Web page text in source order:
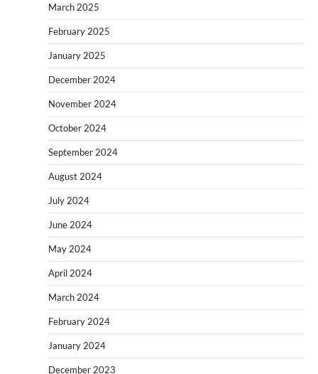
March 2025
February 2025
January 2025
December 2024
November 2024
October 2024
September 2024
August 2024
July 2024
June 2024
May 2024
April 2024
March 2024
February 2024
January 2024
December 2023